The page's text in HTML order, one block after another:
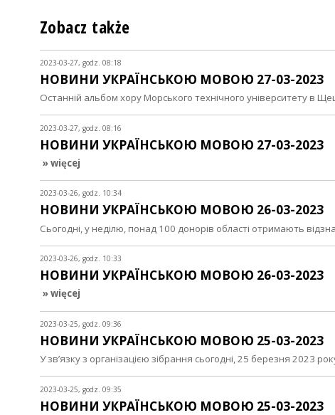
Zobacz także
2023-03-27, godz. 08:18
НОВИНИ УКРАЇНСЬКОЮ МОВОЮ 27-03-2023
Останній альбом хору Морського технічного університету в
2023-03-27, godz. 08:16
НОВИНИ УКРАЇНСЬКОЮ МОВОЮ 27-03-2023
» więcej
2023-03-26, godz. 10:34
НОВИНИ УКРАЇНСЬКОЮ МОВОЮ 26-03-2023
Сьогодні, у неділю, понад 100 донорів області отримають
2023-03-26, godz. 10:33
НОВИНИ УКРАЇНСЬКОЮ МОВОЮ 26-03-2023
» więcej
2023-03-25, godz. 09:36
НОВИНИ УКРАЇНСЬКОЮ МОВОЮ 25-03-2023
У зв’язку з організацією зібрання сьогодні, 25 березня 2023
2023-03-25, godz. 09:35
НОВИНИ УКРАЇНСЬКОЮ МОВОЮ 25-03-2023